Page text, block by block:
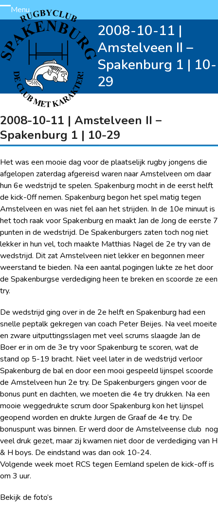
Skip
to
content
Menu
Open
mobile
menu
Close
mobile
menu
2008-10-11 |
Amstelveen II –
Spakenburg 1 | 10-
29
2008-10-11 | Amstelveen II –
Spakenburg 1 | 10-29
Het was een mooie dag voor de plaatselijk rugby jongens die
afgelopen zaterdag afgereisd waren naar Amstelveen om daar
hun 6e wedstrijd te spelen. Spakenburg mocht in de eerst helft
de kick-0ff nemen. Spakenburg begon het spel matig tegen
Amstelveen en was niet fel aan het strijden. In de 10e minuut is
het toch raak voor Spakenburg en maakt Jan de Jong de eerste 7
punten in de wedstrijd. De Spakenburgers zaten toch nog niet
lekker in hun vel, toch maakte Matthias Nagel de 2e try van de
wedstrijd. Dit zat Amstelveen niet lekker en begonnen meer
weerstand te bieden. Na een aantal pogingen lukte ze het door
de Spakenburgse verdediging heen te breken en scoorde ze een
try.
De wedstrijd ging over in de 2e helft en Spakenburg had een
snelle peptalk gekregen van coach Peter Beijes. Na veel moeite
en zware uitputtingsslagen met veel scrums slaagde Jan de
Boer er in om de 3e try voor Spakenburg te scoren, wat de
stand op 5-19 bracht. Niet veel later in de wedstrijd verloor
Spakenburg de bal en door een mooi gespeeld lijnspel scoorde
de Amstelveen hun 2e try. De Spakenburgers gingen voor de
bonus punt en dachten, we moeten die 4e try drukken. Na een
mooie weggedrukte scrum door Spakenburg kon het lijnspel
geopend worden en drukte Jurgen de Graaf de 4e try. De
bonuspunt was binnen. Er werd door de Amstelveense club nog
veel druk gezet, maar zij kwamen niet door de verdediging van H
& H boys. De eindstand was dan ook 10-24.
Volgende week moet RCS tegen Eemland spelen de kick-off is
om 3 uur.
Bekijk de foto’s